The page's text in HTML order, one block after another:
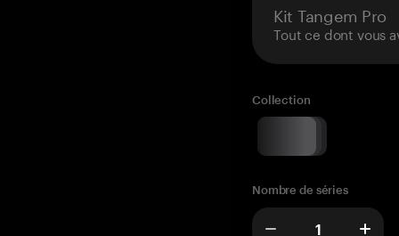
Kit Tangem Pro
Tout ce dont vous
Collection
Nombre de séries